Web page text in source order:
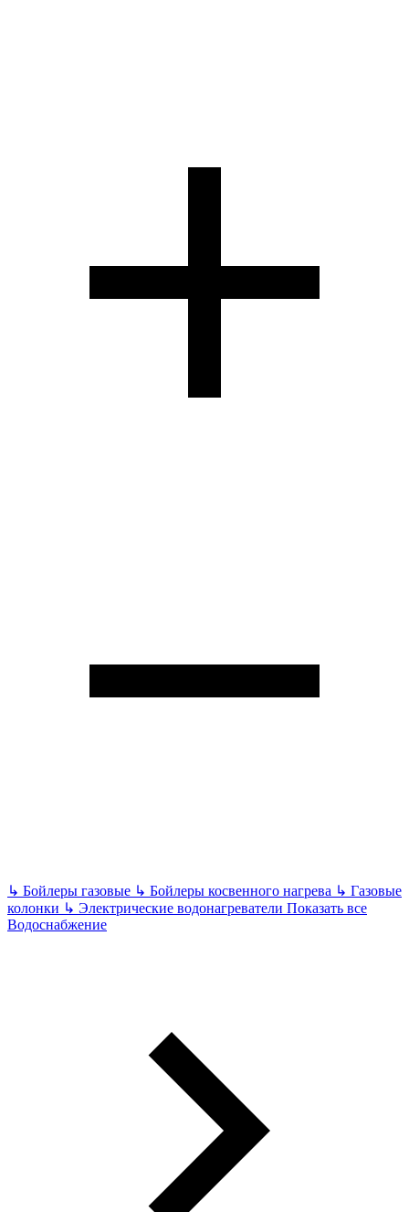
↳ Бойлеры газовые ↳ Бойлеры косвенного нагрева ↳ Газовые
колонки ↳ Электрические водонагреватели Показать все
Водоснабжение